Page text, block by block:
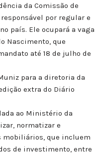
da Comissão de
por regular e
país. Ele ocupará a vaga
Nascimento, que
até 18 de julho de
para a diretoria da
extra do Diário
ao Ministério da
normatizar e
mobiliários, que incluem
de investimento, entre